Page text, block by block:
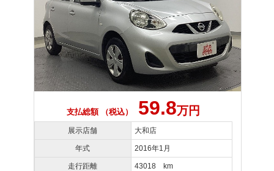
支払総額 （税込） 59.8万円
展示店舗 大和店
年式 2016年1月
走行距離 43018 km